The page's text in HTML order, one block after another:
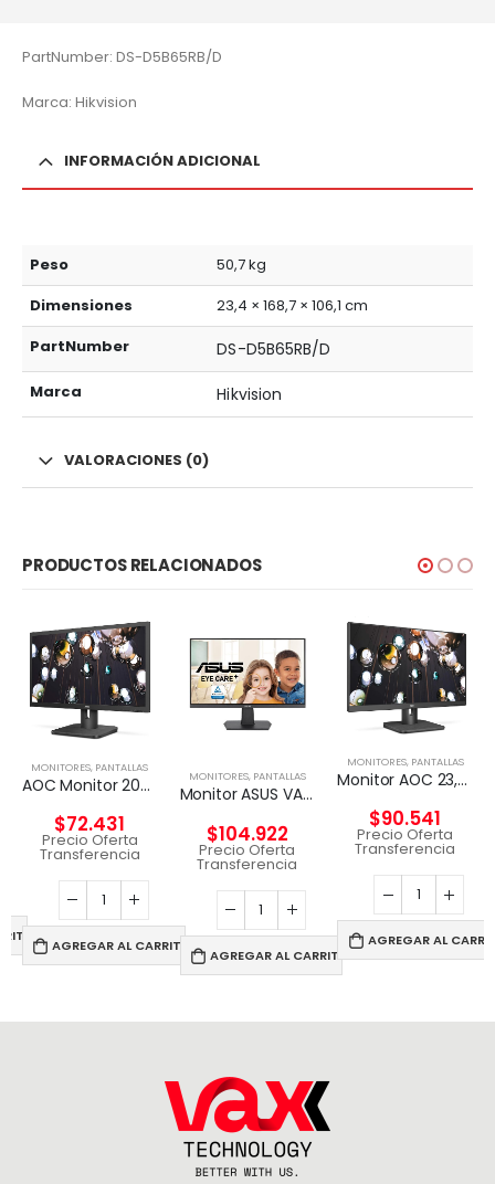
PartNumber: DS-D5B65RB/D
Marca: Hikvision
INFORMACIÓN ADICIONAL
Peso
50,7 kg
Dimensiones
23,4 × 168,7 × 106,1 cm
PartNumber
DS-D5B65RB/D
Marca Hikvision
VALORACIONES (0)
PRODUCTOS RELACIONADOS
MONITORES, PANTALLAS
AOC Monitor 20E1H HD 1600×900 de 20 pulgadas, HDMI/VGA
$72.431
Precio Oferta
Transferencia
AGREGAR AL CARRITO
MONITORES, PANTALLAS
Monitor ASUS VA24EHF Eye Care – 24/ De 100Hz.
$104.922
Precio Oferta
Transferencia
AGREGAR AL CARRITO
MONITORES, PANTALLAS
Monitor AOC 23,8″ Full HD (1920×1080), 60Hz
$90.541
Precio Oferta
Transferencia
AGREGAR AL